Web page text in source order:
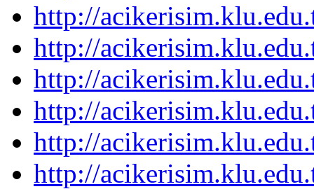
http://
http://
http://
http://
http://
http://